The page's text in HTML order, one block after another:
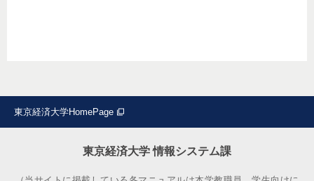
東京経済大学HomePage
東京経済大学 情報システム課